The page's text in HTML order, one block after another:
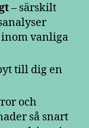
– särskilt
inom vanliga
till dig en
och
så snart